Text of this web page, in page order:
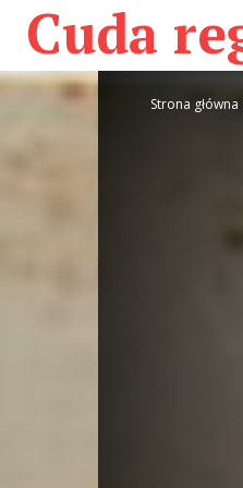
Cuda
Strona główna